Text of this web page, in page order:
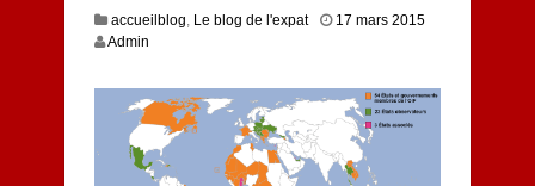
accueilblog, Le blog de l'expat 17 mars 20151
Admin